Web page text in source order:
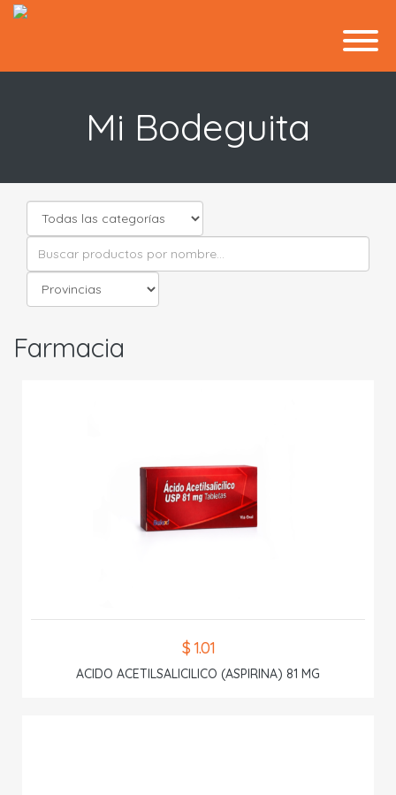
Mi Bodeguita
Farmacia
$ 1.01
ACIDO ACETILSALICILICO (ASPIRINA) 81 MG